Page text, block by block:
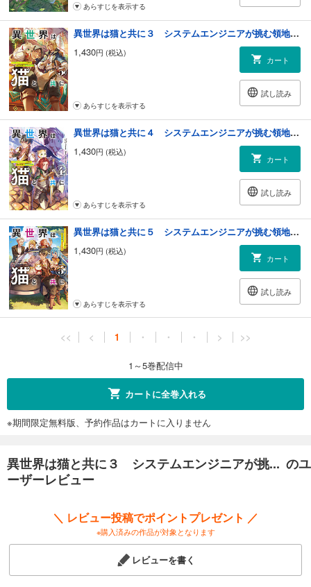
あらすじを表示する
異世界は猫と共に３ システムエンジニアが挑む領地再建の魔法具開発【電子書店共通特典SS付】
1,430円 (税込)
カート
試し読み
あらすじを表示する
異世界は猫と共に４ システムエンジニアが挑む領地再建の魔法具開発【電子書店共通特典SS付】
1,430円 (税込)
カート
試し読み
あらすじを表示する
異世界は猫と共に５ システムエンジニアが挑む領地再建の魔法具開発【電子書店共通特典SS付】
1,430円 (税込)
カート
試し読み
あらすじを表示する
<< < 1 ・ ・ ・ > >>
1～5巻配信中
カートに全巻入れる
※期間限定無料版、予約作品はカートに入りません
異世界は猫と共に３ システムエンジニアが挑... のユ
ーザーレビュー
＼ レビュー投稿でポイントプレゼント ／
※購入済みの作品が対象となります
レビューを書く